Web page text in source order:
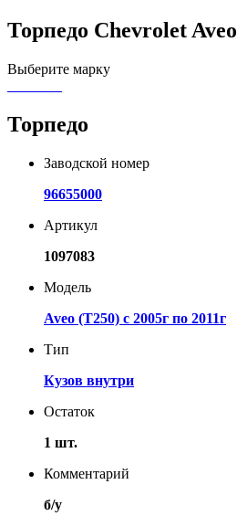
Торпедо Chevrolet
Выберите марку
Торпедо
Заводской номер
96655000
Артикул
1097083
Модель
Aveo (T250) с 2005г по 2011г
Тип
Кузов внутри
Остаток
1 шт.
Комментарий
б/у